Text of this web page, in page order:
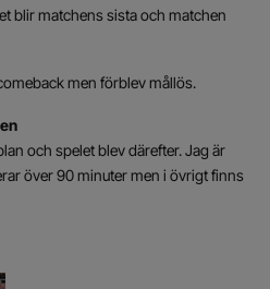
blir matchens sista och matchen
men förblev mållös.
och spelet blev därefter. Jag är
över 90 minuter men i övrigt finns